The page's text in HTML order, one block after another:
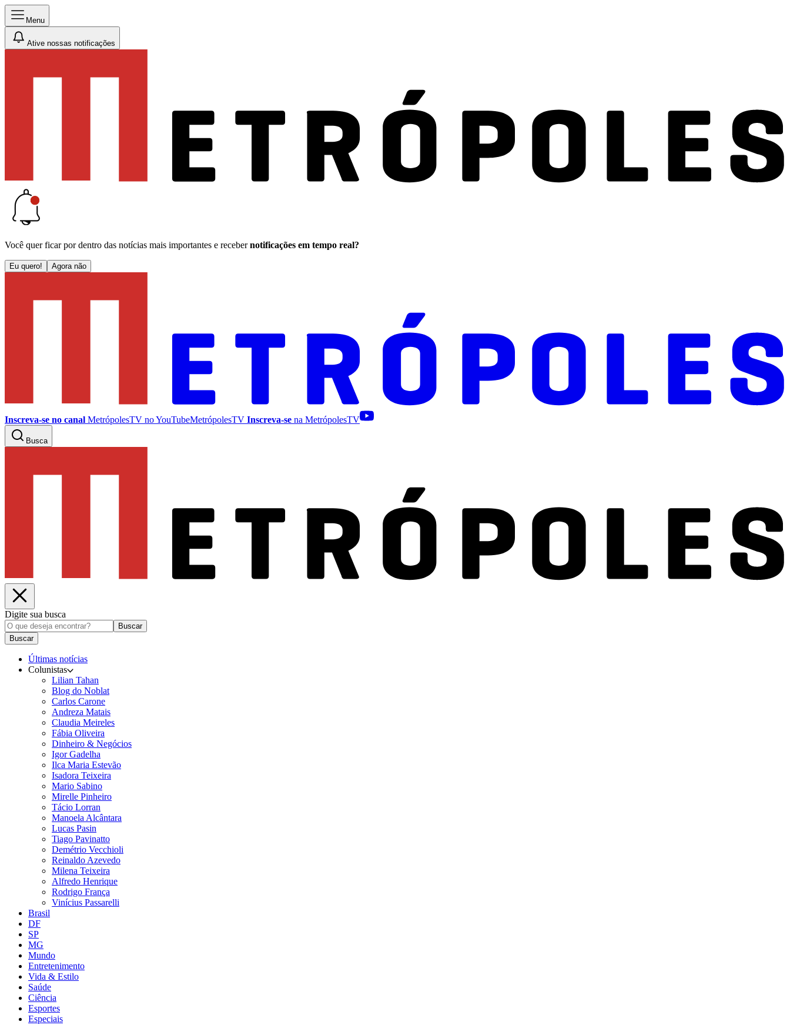
Menu
Ative nossas notificações
Você quer ficar por dentro das notícias mais importantes e receber notificações em tempo real?
Eu quero! Agora não
Inscreva-se no canal MetrópolesTV noYouTubeMetrópolesTV Inscreva-se na MetrópolesTV
Busca
Digite sua busca
Buscar
Buscar
Últimas notícias
Colunistas
Lilian Tahan
Blog do Noblat
Carlos Carone
Andreza Matais
Claudia Meireles
Fábia Oliveira
Dinheiro & Negócios
Igor Gadelha
Ilca Maria Estevão
Isadora Teixeira
Mario Sabino
Mirelle Pinheiro
Tácio Lorran
Manoela Alcântara
Lucas Pasin
Tiago Pavinatto
Demétrio Vecchioli
Reinaldo Azevedo
Milena Teixeira
Alfredo Henrique
Rodrigo França
Vinícius Passarelli
Brasil
DF
SP
MG
Mundo
Entretenimento
Vida & Estilo
Saúde
Ciência
Esportes
Especiais